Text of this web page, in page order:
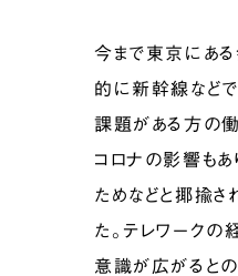
今まで東京にあ
的に新幹線など
課題がある方の
コロナの影響も
ためなどと揶揄
た。テレワークの
意識が広がるとの